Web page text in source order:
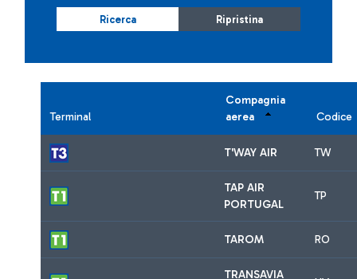
Ricerca Ripristina
Terminal
Compagnia
aerea
Codice
T'WAY AIR TW
TAP AIR
PORTUGAL
TP
TAROM RO
TRANSAVIA